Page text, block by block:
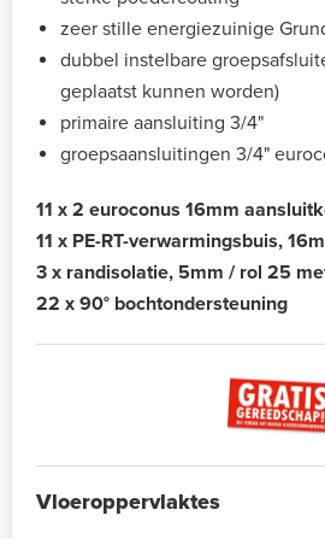
zeer stille energiezuinige
dubbel instelbare
geplaatst kunnen worden)
primaire aansluiting 3/4"
groepsaansluitingen 3/4"
11 x 2 euroconus 16mm
11 x PE-RT-verwarmingsbuis,
3 x randisolatie, 5mm / rol 25
22 x 90° bochtondersteuning
Vloeroppervlaktes